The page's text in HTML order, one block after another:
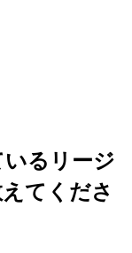
るリージ
てくださ